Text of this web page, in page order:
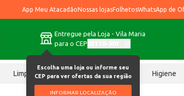
App Meu AtacadãoNossas lojasFolhetosWhatsApp de
Entregue pela Loja - Vila Maria
para o CEP
Escolha uma loja ou informe seu
CEP para ver ofertas da sua região
INFORMAR LOCALIZAÇÃO
Limpeza Chocolates Higiene